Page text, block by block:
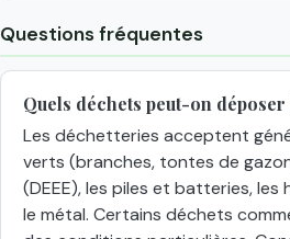
Questions fréquentes
Quels déchets peut-on
Les déchetteries acceptent
verts (branches, tontes de
(DEEE), les piles et batteries,
le métal. Certains déchets